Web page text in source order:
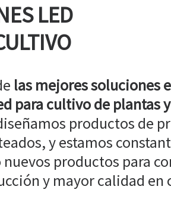
LED
las mejores soluciones
para cultivo de plantas y
productos de
y estamos
productos para
y mayor calidad en